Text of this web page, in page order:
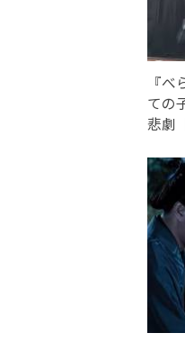
『
ての
悲劇